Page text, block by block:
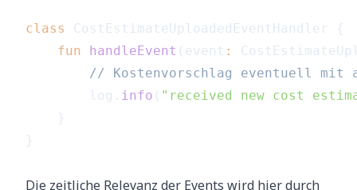
class CostEstimateUploadedEventHandler
{
fun
handleEvent ( event :
// Kostenvorschlag eventuell mit
        log
. info ( "received new cost
}
}
Die zeitliche Relevanz der Events wird hier durch